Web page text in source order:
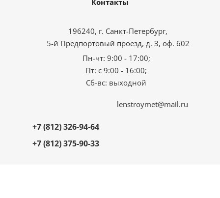
196240, г. Санкт-Петербург,
5-й Предпортовый проезд, д. 3, оф. 602
Пн-чт: 9:00 - 17:00;
Пт: с 9:00 - 16:00;
Сб-вс: выходной
+7 (812) 326-94-64
+7 (812) 375-90-33
lenstroymet@mail.ru